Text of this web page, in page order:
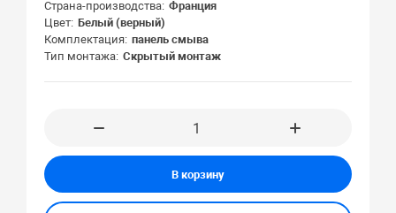
Страна-производства Франция
Цвет Белый (верный)
Комплектация панель смыва
Тип монтажа Скрытый монтаж
В корзину